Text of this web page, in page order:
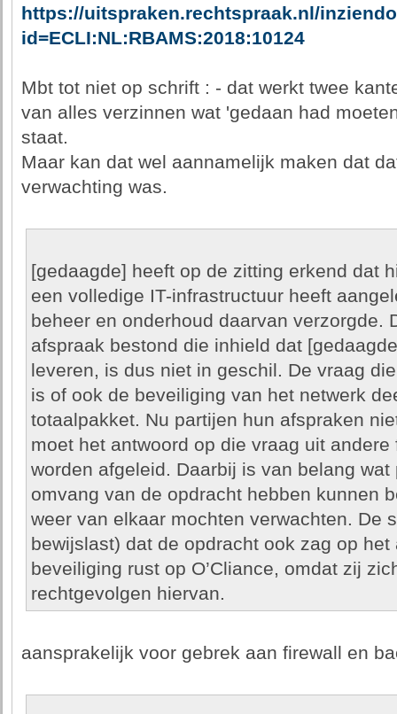
https://uitspraken.rechtspraak.nl/
id=ECLI:NL:RBAMS:2018:10124
Mbt tot niet op schrift : - dat werkt twee
van alles verzinnen wat 'gedaan had
staat.
Maar kan dat wel aannamelijk maken dat
verwachting was.
[gedaagde] heeft op de zitting erkend dat
een volledige IT-infrastructuur heeft
beheer en onderhoud daarvan verzorgde.
afspraak bestond die inhield dat
leveren, is dus niet in geschil. De vraag
is of ook de beveiliging van het netwerk
totaalpakket. Nu partijen hun afspraken
moet het antwoord op die vraag uit
worden afgeleid. Daarbij is van belang
omvang van de opdracht hebben kunnen
weer van elkaar mochten verwachten. De
bewijslast) dat de opdracht ook zag op
beveiliging rust op O’Cliance, omdat zij
rechtgevolgen hiervan.
aansprakelijk voor gebrek aan firewall en